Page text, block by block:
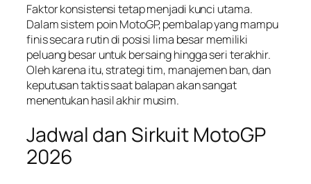
Faktor konsistensi tetap menjadi kunci utama.
Dalam sistem poin MotoGP, pembalap yang mampu
finis secara rutin di posisi lima besar memiliki
peluang besar untuk bersaing hingga seri terakhir.
Oleh karena itu, strategi tim, manajemen ban, dan
keputusan taktis saat balapan akan sangat
menentukan hasil akhir musim.
Jadwal dan Sirkuit MotoGP
2026